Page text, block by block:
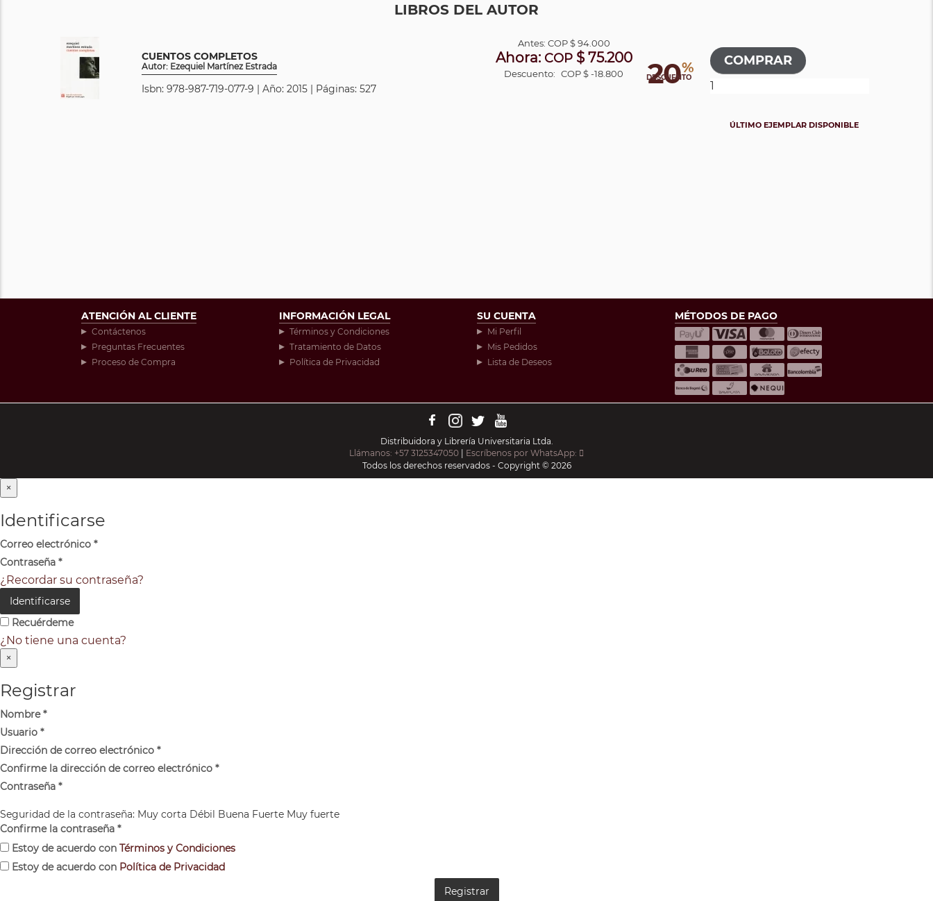
LIBROS DEL AUTOR
CUENTOS COMPLETOS
Autor: Ezequiel Martínez Estrada
Isbn: 978-987-719-077-9 | Año: 2015 | Páginas: 527 20%
DESCUENTO
Antes: COP$ 94.000
Ahora: COP$ 75.200
Descuento: COP $ -18.800
ÚLTIMO EJEMPLAR DISPONIBLE
ATENCIÓN AL CLIENTE
Contáctenos
Preguntas Frecuentes
Proceso de Compra
INFORMACIÓN LEGAL
Términos y Condiciones
Tratamiento de Datos
Política de Privacidad
SU CUENTA
Mi Perfil
Mis Pedidos
Lista de Deseos
MÉTODOS DE PAGO
Distribuidora y Librería Universitaria Ltda.
Llámanos: +57 3125347050
Escríbenos por WhatsApp:
Todos los derechos reservados - Copyright © 2026
×
Identificarse
Correo electrónico *
Contraseña *
¿Recordar su contraseña?
Identificarse
Recuérdeme
¿No tiene una cuenta?
×
Registrar
Nombre*
Usuario *
Dirección de correo electrónico *
Confirme la dirección de correo electrónico *
Contraseña *
Seguridad de la contraseña: Muy corta Débil Buena Fuerte Muy fuerte
Confirme la contraseña *
Estoy de acuerdo con Términos y Condiciones
Estoy de acuerdo con Política de Privacidad
Registrar